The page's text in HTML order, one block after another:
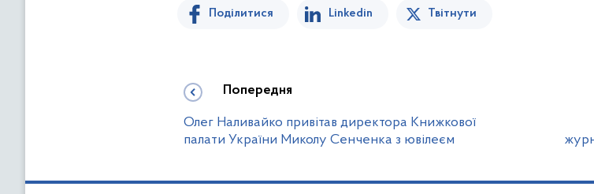
Поділитися Linkedin Твітнути
Попередня
Олег Наливайко привітав директора Книжкової
палати України Миколу Сенченка з ювілеєм